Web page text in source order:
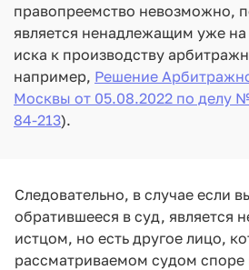
правопреемство невозможно,
является ненадлежащим уже
иска к производству
например, Решение
Москвы от 05.08.2022 по делу
84-213).
Следовательно, в случае если
обратившееся в суд, является
истцом, но есть другое лицо,
рассматриваемом судом споре